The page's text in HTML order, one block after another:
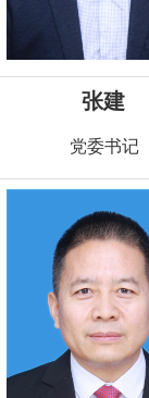
张建
党委书记